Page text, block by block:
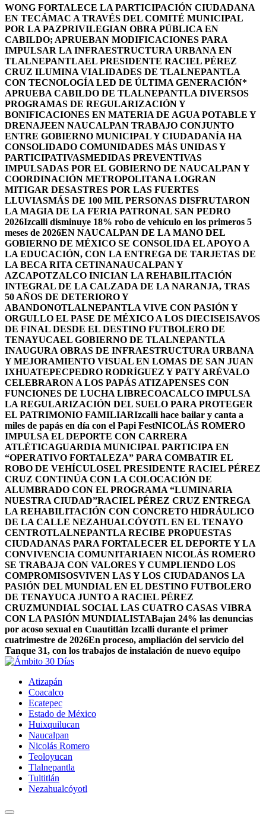
WONG FORTALECE LA PARTICIPACIÓN CIUDADANA
EN TECÁMAC A TRAVÉS DEL COMITÉ MUNICIPAL
POR LA PAZPRIVILEGIAN OBRA PÚBLICA EN
CABILDO; APRUEBAN MODIFICACIONES PARA
IMPULSAR LA INFRAESTRUCTURA URBANA EN
TLALNEPANTLAEL PRESIDENTE RACIEL PÉREZ
CRUZ ILUMINA VIALIDADES DE TLALNEPANTLA
CON TECNOLOGÍA LED DE ÚLTIMA GENERACIÓN*
APRUEBA CABILDO DE TLALNEPANTLA DIVERSOS
PROGRAMAS DE REGULARIZACIÓN Y
BONIFICACIONES EN MATERIA DE AGUA POTABLE Y
DRENAJEEN NAUCALPAN TRABAJO CONJUNTO
ENTRE GOBIERNO MUNICIPAL Y CIUDADANÍA HA
CONSOLIDADO COMUNIDADES MÁS UNIDAS Y
PARTICIPATIVASMEDIDAS PREVENTIVAS
IMPULSADAS POR EL GOBIERNO DE NAUCALPAN Y
COORDINACIÓN METROPOLITANA LOGRAN
MITIGAR DESASTRES POR LAS FUERTES
LLUVIASMÁS DE 100 MIL PERSONAS DISFRUTARON
LA MAGIA DE LA FERIA PATRONAL SAN PEDRO
2026Izcalli disminuye 18% robo de vehículo en los primeros 5
meses de 2026EN NAUCALPAN DE LA MANO DEL
GOBIERNO DE MÉXICO SE CONSOLIDA EL APOYO A
LA EDUCACIÓN, CON LA ENTREGA DE TARJETAS DE
LA BECA RITA CETINANAUCALPAN Y
AZCAPOTZALCO INICIAN LA REHABILITACIÓN
INTEGRAL DE LA CALZADA DE LA NARANJA, TRAS
50 AÑOS DE DETERIORO Y
ABANDONOTLALNEPANTLA VIVE CON PASIÓN Y
ORGULLO EL PASE DE MÉXICO A LOS DIECISEISAVOS
DE FINAL DESDE EL DESTINO FUTBOLERO DE
TENAYUCAEL GOBIERNO DE TLALNEPANTLA
INAUGURA OBRAS DE INFRAESTRUCTURA URBANA
Y MEJORAMIENTO VISUAL EN LOMAS DE SAN JUAN
IXHUATEPECPEDRO RODRÍGUEZ Y PATY ARÉVALO
CELEBRARON A LOS PAPÁS ATIZAPENSES CON
FUNCIONES DE LUCHA LIBRECOACALCO IMPULSA
LA REGULARIZACIÓN DEL SUELO PARA PROTEGER
EL PATRIMONIO FAMILIARIzcalli hace bailar y canta a
miles de papás en día con el Papi FestNICOLÁS ROMERO
IMPULSA EL DEPORTE CON CARRERA
ATLÉTICAGUARDIA MUNICIPAL PARTICIPA EN
“OPERATIVO FORTALEZA” PARA COMBATIR EL
ROBO DE VEHÍCULOSEL PRESIDENTE RACIEL PÉREZ
CRUZ CONTINÚA CON LA COLOCACIÓN DE
ALUMBRADO CON EL PROGRAMA “LUMINARIA
NUESTRA CIUDAD”RACIEL PÉREZ CRUZ ENTREGA
LA REHABILITACIÓN CON CONCRETO HIDRÁULICO
DE LA CALLE NEZAHUALCÓYOTL EN EL TENAYO
CENTROTLALNEPANTLA RECIBE PROPUESTAS
CIUDADANAS PARA FORTALECER EL DEPORTE Y LA
CONVIVENCIA COMUNITARIAEN NICOLÁS ROMERO
SE TRABAJA CON VALORES Y CUMPLIENDO LOS
COMPROMISOSVIVEN LAS Y LOS CIUDADANOS LA
PASIÓN DEL MUNDIAL EN EL DESTINO FUTBOLERO
DE TENAYUCA JUNTO A RACIEL PÉREZ
CRUZMUNDIAL SOCIAL LAS CUATRO CASAS VIBRA
CON LA PASIÓN MUNDIALISTABajan 24% las denuncias
por acoso sexual en Cuautitlán Izcalli durante el primer
cuatrimestre de 2026En proceso, ampliación del servicio del
Tanque 31, con los trabajos de instalación de nuevo equipo
Atizapán
Coacalco
Ecatepec
Estado de México
Huixquilucan
Naucalpan
Nicolás Romero
Teoloyucan
Tlalnepantla
Tultitlán
Nezahualcóyotl